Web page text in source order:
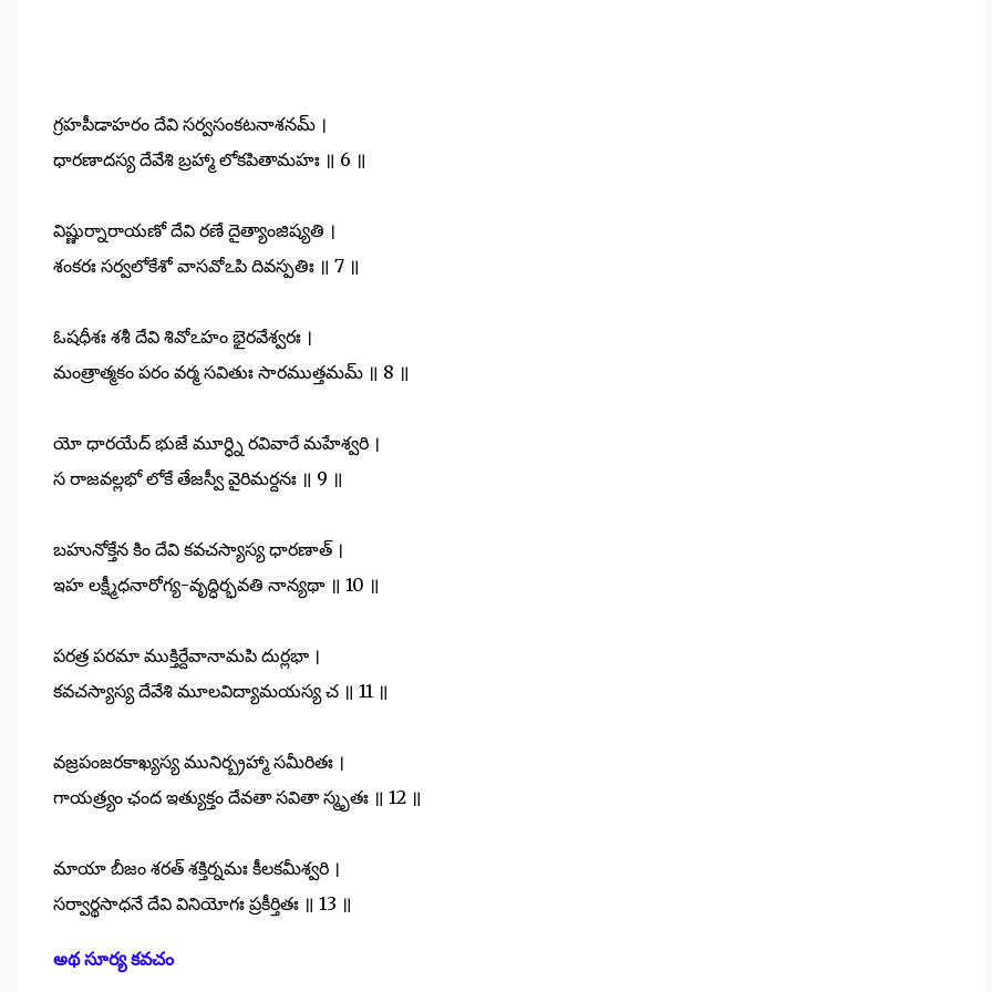
గ్రహపీడాహరం దేవి సర్వసంకటనాశనమ్ ।
ధారణాదస్య దేవేశి బ్రహ్మా లోకపితామహః ॥ 6 ॥
విష్ణుర్నారాయణో దేవి రణే దైత్యాంజిష్యతి ।
శంకరః సర్వలోకేశో వాసవోఽపి దివస్పతిః ॥ 7 ॥
ఓషధీశః శశీ దేవి శివోఽహం భైరవేశ్వరః ।
మంత్రాత్మకం పరం వర్మ సవితుః సారముత్తమమ్ ॥ 8 ॥
యో ధారయేద్ భుజే మూర్ధ్ని రవివారే మహేశ్వరి ।
స రాజవల్లభో లోకే తేజస్వీ వైరిమర్దనః ॥ 9 ॥
బహునోక్తేన కిం దేవి కవచస్యాస్య ధారణాత్ ।
ఇహ లక్ష్మీధనారోగ్య-వృద్ధిర్భవతి నాన్యథా ॥ 10 ॥
పరత్ర పరమా ముక్తిర్దేవానామపి దుర్లభా ।
కవచస్యాస్య దేవేశి మూలవిద్యామయస్య చ ॥ 11 ॥
వజ్రపంజరకాఖ్యస్య మునిర్బ్రహ్మా సమీరితః ।
గాయత్ర్యం ఛంద ఇత్యుక్తం దేవతా సవితా స్మృతః ॥ 12 ॥
మాయా బీజం శరత్ శక్తిర్నమః కీలకమీశ్వరి ।
సర్వార్థసాధనే దేవి వినియోగః ప్రకీర్తితః ॥ 13 ॥
అథ సూర్య కవచం